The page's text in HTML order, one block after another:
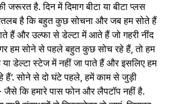
है. दिन में दिमाग बीटा या बीटा प्लस
है कि बहुत कुछ सोचना और जब हम सोते हैं
हैं और उल्‍फा से डेल्टा में आते हैं जो गहरी नींद
हम सोने से पहले बहुत कुछ सोच रहे हैं, तो हम
डेल्टा स्टेज में नहीं जा पाते हैं और इसलिए हम
हैं’. सोने से दो घंटे पहले, हमें काम से जुड़ी
जैसे कि हमारे पास फोन और लैपटॉप नहीं है.